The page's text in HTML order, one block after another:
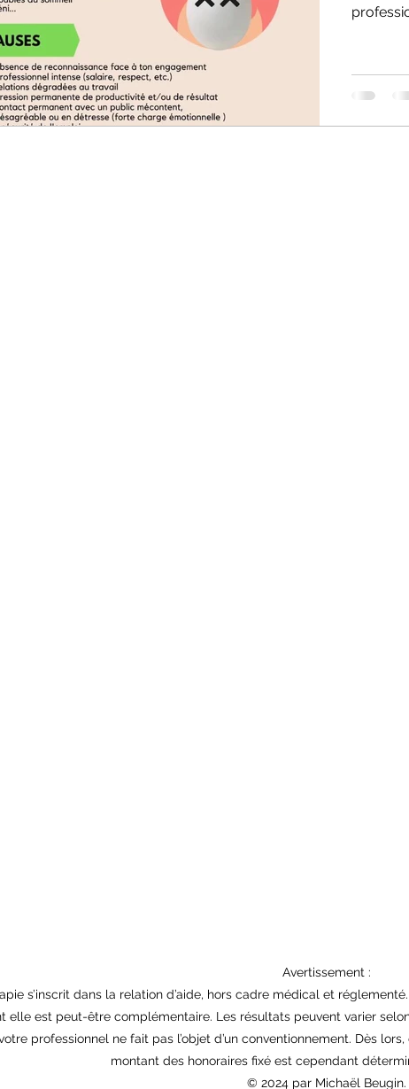
Avertissement :
s’inscrit dans la relation d’aide, hors cadre médical et
elle est peut-être complémentaire. Les résultats peuvent varier
professionnel ne fait pas l’objet d’un conventionnement. Dès
montant des honoraires fixé est cependant
© 2024 par Michaël Beugin.